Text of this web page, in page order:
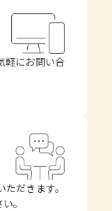
軽にお問い合
だきます。
。